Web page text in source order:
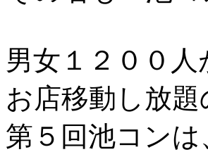
男女１２００
お店移動し放
第５回池コン